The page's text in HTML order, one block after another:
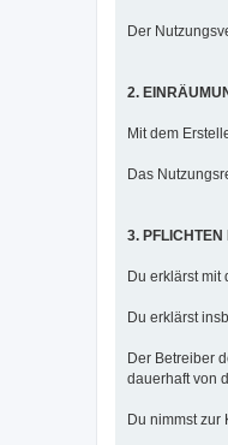
Der
2.
Mit dem
Das
3. PFLICHTEN
Du erklärst mit
Du erklärst
Der Betreiber
dauerhaft von
Du nimmst zur